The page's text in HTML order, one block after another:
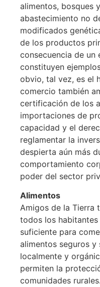
alimentos, bosques
abastecimiento no
modificados
de los productos
consecuencia de un
constituyen
obvio, tal vez, es el
comercio también
certificación de los
importaciones de
capacidad y el
reglamentar la
despierta aún más
comportamiento
poder del sector
Alimentos
Amigos de la Tierra
todos los
suficiente para
alimentos seguros
localmente y
permiten la
comunidades